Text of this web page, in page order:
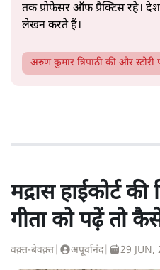
तक प्रोफेसर ऑफ प्रैक्टिस रहे। देश
लेखन करते हैं।
अरुण कुमार त्रिपाठी की और स्टोरी
मद्रास हाईकोर्ट
गीता को पढ़ें तो
वक़्त-बेवक़्त अपूर्वानंद| 29 JUN,